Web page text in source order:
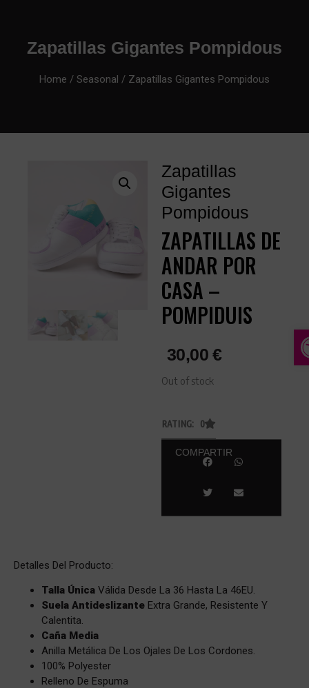
Zapatillas Gigantes Pompidous
Home / Seasonal / Zapatillas Gigantes Pompidous
Zapatillas
Gigantes
Pompidous
ZAPATILLAS DE
ANDAR POR
CASA –
POMPIDUIS
30,00€
Out of stock
RATING: 0
COMPARTIR
Detalles Del Producto:
Talla Única Válida Desde La 36 Hasta La 46EU.
Suela Antideslizante Extra Grande, Resistente Y
Calentita.
Caña Media
Anilla Metálica De Los Ojales De Los Cordones.
100% Polyester
Relleno De Espuma